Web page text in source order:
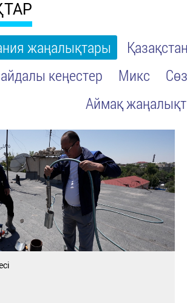
жаңалықтары
кеңестер
Микс
Аймақ